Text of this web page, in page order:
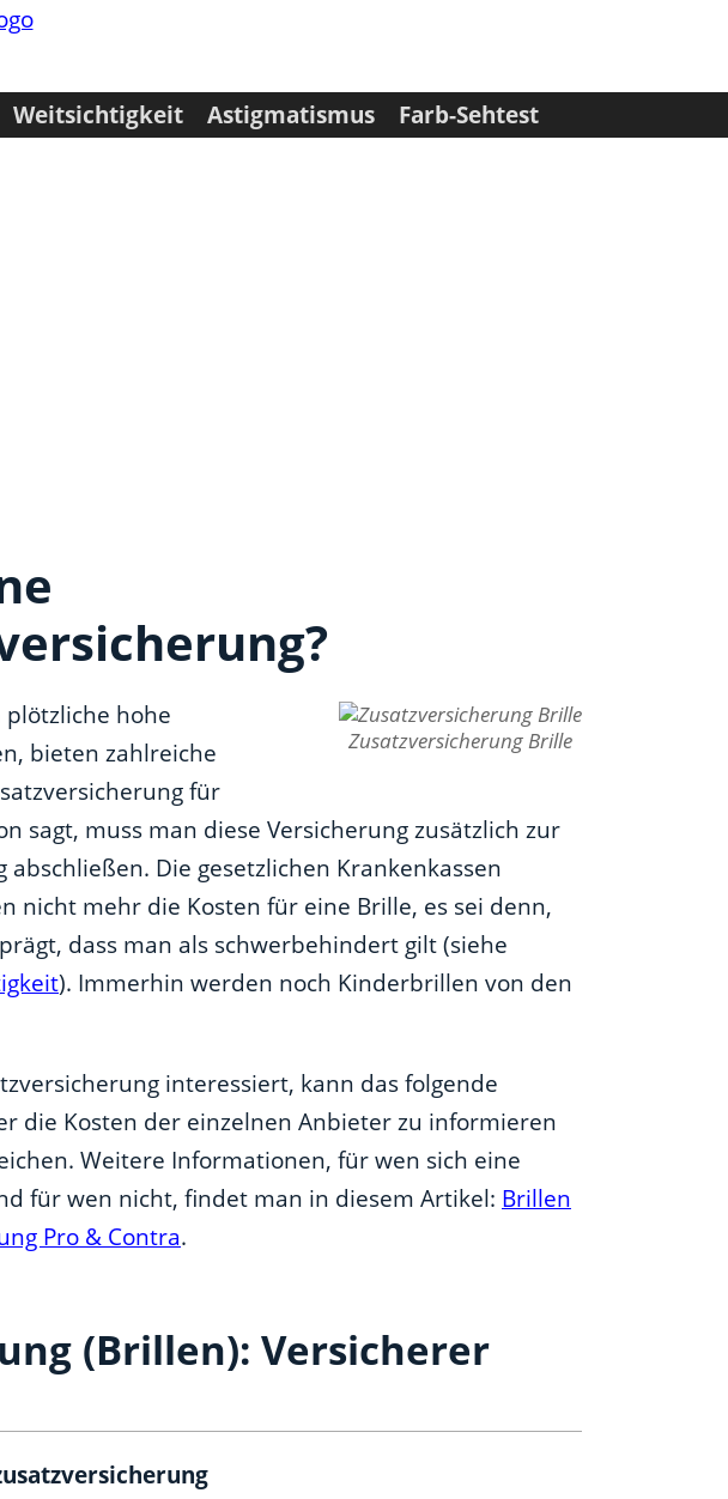
Weitsichtigkeit Astigmatismus Farb-Sehtest
Zusatzversicherung Brille
plötzliche hohe
bieten zahlreiche
für
sagt, muss man diese Versicherung zusätzlich zur
Die gesetzlichen Krankenkassen
nicht mehr die Kosten für eine Brille, es sei denn,
dass man als schwerbehindert gilt (siehe
). Immerhin werden noch Kinderbrillen von den
interessiert, kann das folgende
die Kosten der einzelnen Anbieter zu informieren
Weitere Informationen, für wen sich eine
für wen nicht, findet man in diesem Artikel: Brillen
Pro & Contra.
(Brillen): Versicherer